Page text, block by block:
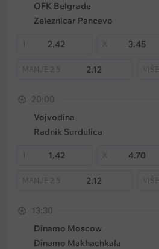
OFK Belgrade
Zeleznicar Pancevo
1 2.42 3.45
MANJE 2.5 2.12 VIŠE
20:00
Vojvodina
Radnik Surdulica
1 1.42 4.70
MANJE 2.5 2.12 VIŠE
13:30
Dinamo Moscow
Dinamo Makhachkala